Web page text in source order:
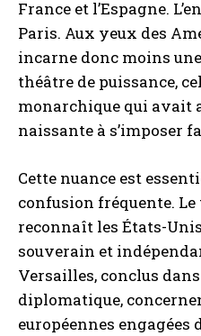
France et l’Espagne.
Paris. Aux yeux des
incarne donc moins
théâtre de puissance,
monarchique qui avait
naissante à s’imposer
Cette nuance est
confusion fréquente. Le
reconnaît les États-
souverain et
Versailles, conclus
diplomatique,
européennes engagées